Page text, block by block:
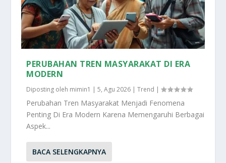
PERUBAHAN TREN MASYARAKAT DI ERA
MODERN
Diposting oleh mimin1 |5, Agu 2026 |Trend |
Perubahan Tren Masyarakat Menjadi Fenomena
Penting Di Era Modern Karena Memengaruhi Berbagai
Aspek...
BACA SELENGKAPNYA